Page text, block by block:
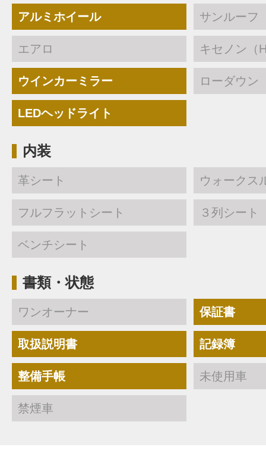
アルミホイール サンルーフ
エアロ キセノン（
ウインカーミラー ローダウン
LEDヘッドライト
内装
革シート ウォークス
フルフラットシート ３列シート
ベンチシート
書類・状態
ワンオーナー 保証書
取扱説明書 記録簿
整備手帳 未使用車
禁煙車